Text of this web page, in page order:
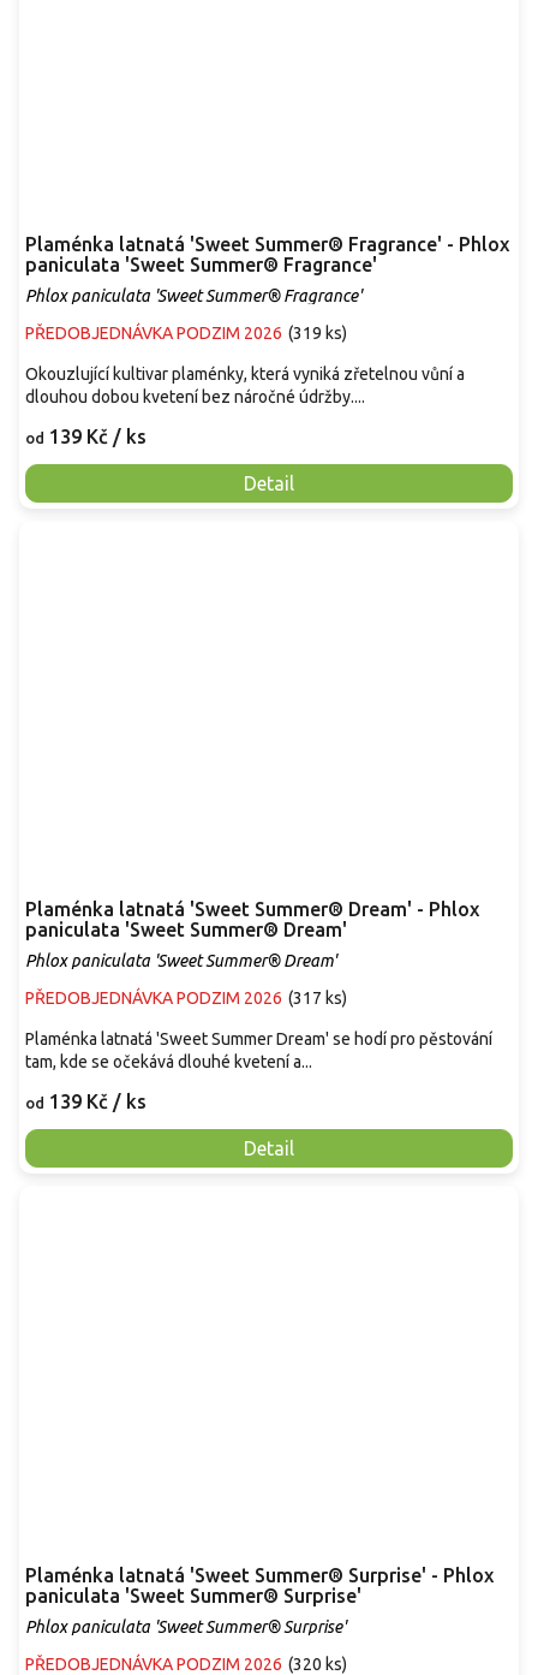
Plaménka latnatá 'Sweet Summer® Fragrance' - Phlox
paniculata 'Sweet Summer® Fragrance'
Phlox paniculata 'Sweet Summer® Fragrance'
PŘEDOBJEDNÁVKA PODZIM 2026 (319 ks)
od 139 Kč / ks
Detail
Okouzlující kultivar plaménky, která vyniká zřetelnou vůní a
dlouhou dobou kvetení bez náročné údržby....
Plaménka latnatá 'Sweet Summer® Dream' - Phlox
paniculata 'Sweet Summer® Dream'
Phlox paniculata 'Sweet Summer® Dream'
PŘEDOBJEDNÁVKA PODZIM 2026 (317 ks)
od 139 Kč / ks
Detail
Plaménka latnatá 'Sweet Summer Dream' se hodí pro pěstování
tam, kde se očekává dlouhé kvetení a...
Plaménka latnatá 'Sweet Summer® Surprise' - Phlox
paniculata 'Sweet Summer® Surprise'
Phlox paniculata 'Sweet Summer® Surprise'
PŘEDOBJEDNÁVKA PODZIM 2026 (320 ks)